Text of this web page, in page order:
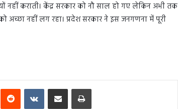
नहीं कराती। केंद्र सरकार को नौ साल हो गए लेकिन अभी तक
अच्छा नहीं लग रहा। प्रदेश सरकार ने इस जनगणना में पूरी
Reddit VKontakteShare via Email Print